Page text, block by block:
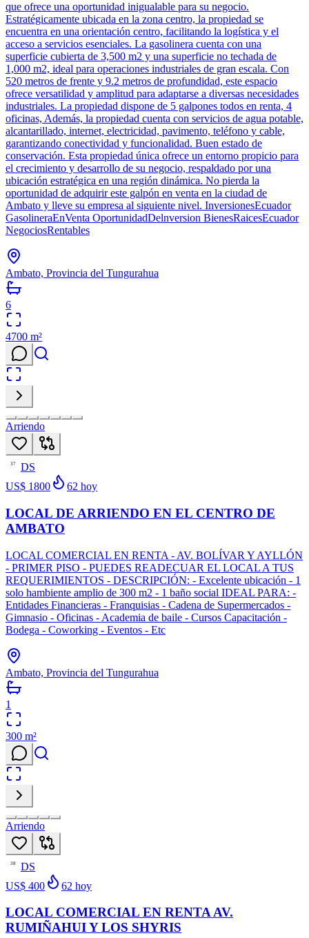
que ofrece una oportunidad inigualable para su negocio.
Estratégicamente ubicada en la zona centro, la propiedad se
encuentra en una orientación centro, facilitando la logística y el
acceso a servicios esenciales. La gasolinera cuenta con una
superficie cubierta de 3,500 m2 y una superficie no techada de
1,000 m2, ideal para operaciones industriales de gran escala. Con
520 metros de frente y 9.2 metros de profundidad, este espacio
ofrece versatilidad y amplitud para adaptarse a diversas necesidades
industriales. La propiedad dispone de 5 galpones todos en renta, 4
oficinas, Además, la propiedad cuenta con servicios de agua potable,
alcantarillado, internet, electricidad, pavimento, teléfono y cable,
garantizando conectividad y funcionalidad. Buen estado de
conservación. Esta propiedad única ofrece un entorno propicio para
el crecimiento y desarrollo de su negocio, respaldado por una
ubicación estratégica en una región dinámica. No pierda la
oportunidad de adquirir este galpón en venta en la ciudad de
Ambato y lleve su empresa al siguiente nivel. InversionesEcuador
GasolineraEnVenta OportunidadDelnversion BienesRaicesEcuador
NegociosRentables
Ambato, Provincia del Tungurahua
6
4700 m²
Arriendo
37
DS
US$ 1800
62 hoy
LOCAL DE ARRIENDO EN EL CENTRO DE
AMBATO
LOCAL COMERCIAL EN RENTA - AV. BOLÍVAR Y AYLLÓN
- PRIMER PISO - PUEDES READECUAR EL LOCAL A TUS
REQUERIMIENTOS - DESCRIPCIÓN: - Excelente ubicación - 1
solo hambiente amplio de 300 m2 - 1 baño social IDEAL PARA: -
Entidades Financieras - Franquisias - Cadena de Supermercados -
Gimnasio - Oficinas - Academia de baile - Cursos Capacitación -
Bodega - Coworking - Eventos - Etc
Ambato, Provincia del Tungurahua
1
300 m²
Arriendo
38
DS
US$ 400
62 hoy
LOCAL COMERCIAL EN RENTA AV.
RUMIÑAHUI Y LOS SHYRIS